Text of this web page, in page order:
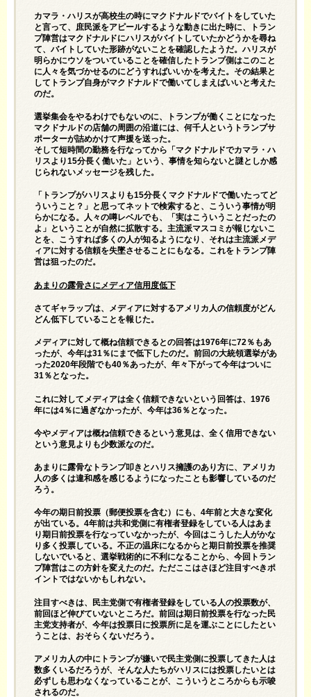
カマラ・ハリスが高校生の時にマクドナルドでバイトをしていた
と言って、庶民派をアピールするような動きに出た時に、トラン
プ陣営はマクドナルドにハリスがバイトしていたかどうかを尋ね
て、バイトしていた形跡がないことを確認したようだ。ハリスが
明らかにウソをついていることを確信したトランプ側はこのこと
に人々を気づかせるのにどうすればいいかを考えた。その結果と
してトランプ自身がマクドナルドで働いてしまえばいいと考えた
のだ。
選挙集会をやるわけでもないのに、トランプが働くことになった
マクドナルドの店舗の周囲の沿道には、何千人というトランプサ
ポーターが詰めかけて声援を送った。
そして短時間の勤務を行なってから「マクドナルドでカマラ・ハ
リスより15分長く働いた」という、事情を知らないと謎としか感
じられないメッセージを残した。
「トランプがハリスよりも15分長くマクドナルドで働いたってど
ういうこと？」と思ってネットで検索すると、こういう事情が明
らかになる。人々の噂レベルでも、「実はこういうことだったの
よ」ということが自然に拡散する。主流派マスコミが報じないこ
とを、こうすれば多くの人が知るようになり、それは主流派メデ
ィアに対する信頼を失墜させることにもなる。これをトランプ陣
営は狙ったのだ。
あまりの露骨さにメディア信用度低下
さてギャラップは、メディアに対するアメリカ人の信頼度がどん
どん低下していることを報じた。
メディアに対して概ね信頼できるとの回答は1976年に72％もあ
ったが、今年は31％にまで低下したのだ。前回の大統領選挙があ
った2020年段階でも40％あったが、年々下がって今年はついに
31％となった。
これに対してメディアは全く信頼できないという回答は、1976
年には4％に過ぎなかったが、今年は36％となった。
今やメディアは概ね信頼できるという意見は、全く信用できない
という意見よりも少数派なのだ。
あまりに露骨なトランプ叩きとハリス擁護のあり方に、アメリカ
人の多くは違和感を感じるようになったことも影響しているのだ
ろう。
今年の期日前投票（郵便投票を含む）にも、4年前と大きな変化
が出ている。4年前は共和党側に有権者登録をしている人はあま
り期日前投票を行なっていなかったが、今回はこうした人がかな
り多く投票している。不正の温床になるからと期日前投票を推奨
しないでいると、選挙戦術的に不利になることから、今回トラン
プ陣営はこの方針を変えたのだ。ただここはさほど注目すべきポ
イントではないかもしれない。
注目すべきは、民主党側で有権者登録をしている人の投票数が、
前回ほど伸びていないところだ。前回は期日前投票を行なった民
主党支持者が、今年は投票日に投票所に足を運ぶことにしたとい
うことは、おそらくないだろう。
アメリカ人の中にトランプが嫌いで民主党側に投票してきた人は
数多くいるだろうが、そんな人たちがハリスには投票したいとは
必ずしも思わなくなっていることが、こういうところからも示唆
されるのだ。